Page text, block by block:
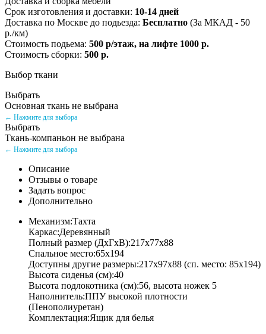
Срок изготовления и доставки: 10-14 дней
Доставка по Москве до подьезда: Бесплатно (За МКАД - 50
р./км)
Стоимость подьема: 500 р/этаж, на лифте 1000 р.
Стоимость сборки: 500 р.
Выбор ткани
Выбрать
Основная ткань не выбрана
← Нажмите для выбора
Выбрать
Ткань-компаньон не выбрана
← Нажмите для выбора
Описание
Отзывы о товаре
Задать вопрос
Дополнительно
Механизм:Тахта
Каркас:Деревянный
Полный размер (ДхГхВ):217х77х88
Спальное место:65х194
Доступны другие размеры:217х97х88 (сп. место: 85х194)
Высота сиденья (см):40
Высота подлокотника (см):56, высота ножек 5
Наполнитель:ППУ высокой плотности
(Пенополиуретан)
Комплектация:Ящик для белья